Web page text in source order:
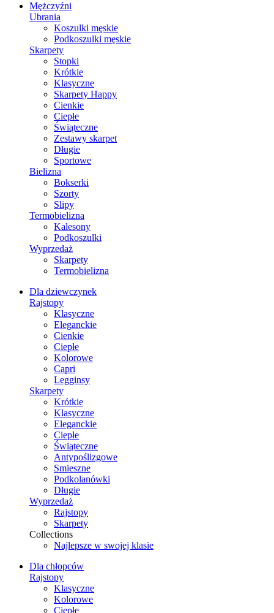
Mężczyźni
Ubrania
Koszulki męskie
Podkoszulki męskie
Skarpety
Stopki
Krótkie
Klasyczne
Skarpety Happy
Cienkie
Ciepłe
Świąteczne
Zestawy skarpet
Długie
Sportowe
Bielizna
Bokserki
Szorty
Slipy
Termobielizna
Kalesony
Podkoszulki
Wyprzedaż
Skarpety
Termobielizna
Dla dziewczynek
Rajstopy
Klasyczne
Eleganckie
Cienkie
Ciepłe
Kolorowe
Capri
Legginsy
Skarpety
Krótkie
Klasyczne
Eleganckie
Ciepłe
Świąteczne
Antypoślizgowe
Smieszne
Podkolanówki
Długie
Wyprzedaż
Rajstopy
Skarpety
Collections
Najlepsze w swojej klasie
Dla chłopców
Rajstopy
Klasyczne
Kolorowe
Ciepłe